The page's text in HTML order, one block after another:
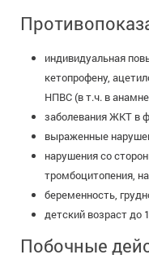
индивидуальная
кетопрофену,
НПВС (в т.ч. в
заболевания ЖКТ в
выраженные
нарушения со
тромбоцитопения,
беременность,
детский возраст до
Побочные